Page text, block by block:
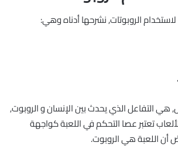
الروبوتات, نشرحها أدناه وهي:
التفاعل الذي يحدث بين الإنسان و الروبوت,
تعتبر عصا التحكم في اللعبة كواجهة
أن اللعبة هي الروبوت.